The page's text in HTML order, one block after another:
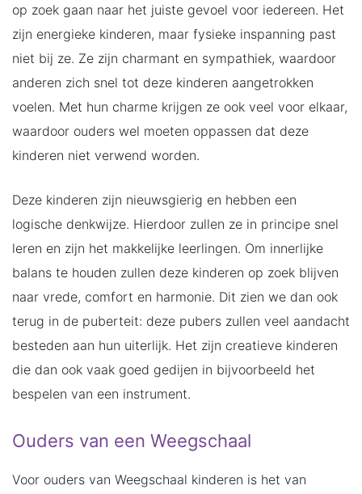
op zoek gaan naar het juiste gevoel voor iedereen. Het
zijn energieke kinderen, maar fysieke inspanning past
niet bij ze. Ze zijn charmant en sympathiek, waardoor
anderen zich snel tot deze kinderen aangetrokken
voelen. Met hun charme krijgen ze ook veel voor elkaar,
waardoor ouders wel moeten oppassen dat deze
kinderen niet verwend worden.
Deze kinderen zijn nieuwsgierig en hebben een
logische denkwijze. Hierdoor zullen ze in principe snel
leren en zijn het makkelijke leerlingen. Om innerlijke
balans te houden zullen deze kinderen op zoek blijven
naar vrede, comfort en harmonie. Dit zien we dan ook
terug in de puberteit: deze pubers zullen veel aandacht
besteden aan hun uiterlijk. Het zijn creatieve kinderen
die dan ook vaak goed gedijen in bijvoorbeeld het
bespelen van een instrument.
Ouders van een Weegschaal
Voor ouders van Weegschaal kinderen is het van